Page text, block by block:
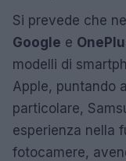
Si prevede che
Google e
modelli di
Apple, puntando
particolare,
esperienza nella
fotocamere,